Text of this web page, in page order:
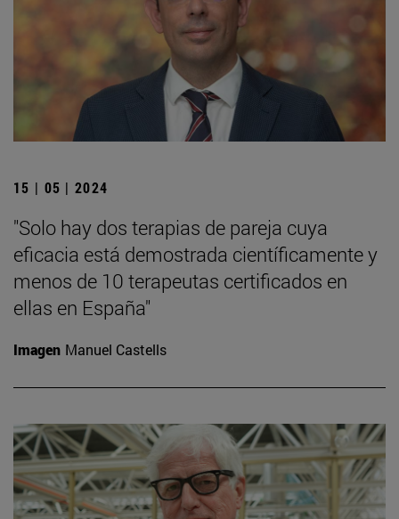
15 | 05 | 2024
"Solo hay dos terapias de pareja cuya
eficacia está demostrada científicamente y
menos de 10 terapeutas certificados en
ellas en España"
Imagen Manuel Castells